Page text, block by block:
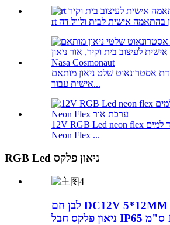
אסטרונאוט שלט ניאון מותאם
אישית עבור...
12V RGB Led neon flex עמיד למים IP67 LED
Neon Flex ...
RGB Led ניאון פלקס
לבן חם DC12V 5*12MM סיליקה ג'ל led